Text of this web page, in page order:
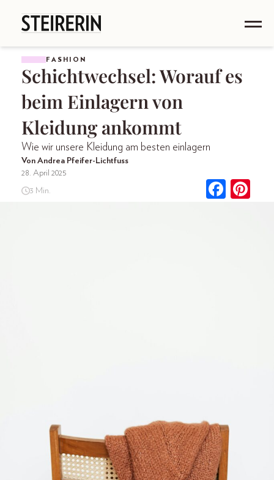
FASHION
Schichtwechsel: Worauf es
beim Einlagern von
Kleidung ankommt
Wie wir unsere Kleidung am besten einlagern
Von Andrea Pfeifer-Lichtfuss
28. April 2025
3 Min.